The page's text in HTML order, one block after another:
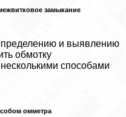
замыкание
и выявлению
обмотку
способами
омметра